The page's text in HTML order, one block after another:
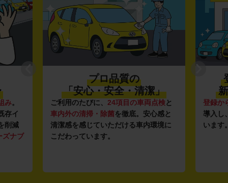
み。
存イ
削減
ズナブ
プロ品質の
「安心・安全・清潔」
ご利用のたびに、 24項目の車両点検と
車内外の清掃・除菌を徹底。安心感と
清潔感を感じていただける車内環境に
こだわっています。
登録か
導入し
います